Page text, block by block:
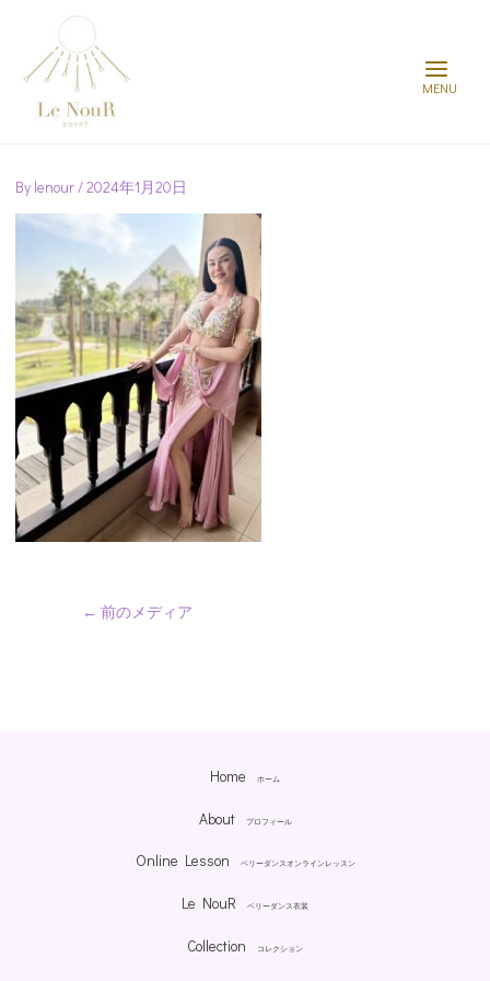
Menu
By lenour/2024年1月20日
Post
navigation
← 前のメディア
Home ホーム
About プロフィール
Online Lesson ベリーダンスオンラインレッスン
Le NouR ベリーダンス衣装
Collection コレクション